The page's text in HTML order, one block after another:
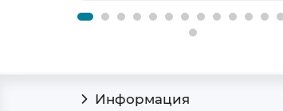
Информация